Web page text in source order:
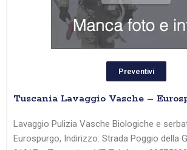
Preventivi
Tuscania Lavaggio Vasche –
Lavaggio Pulizia Vasche Biologiche e
Eurospurgo, Indirizzo: Strada Poggio della